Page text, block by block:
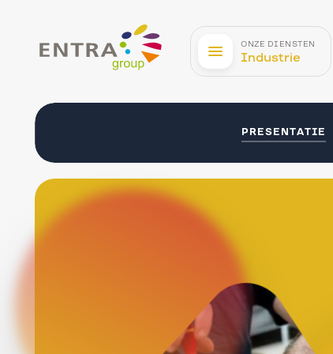
ONZE DIENSTEN
Industrie
PRESENTATIE